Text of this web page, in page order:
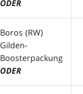
ODER
Boros (RW)
Gilden-
Boosterpackung
ODER